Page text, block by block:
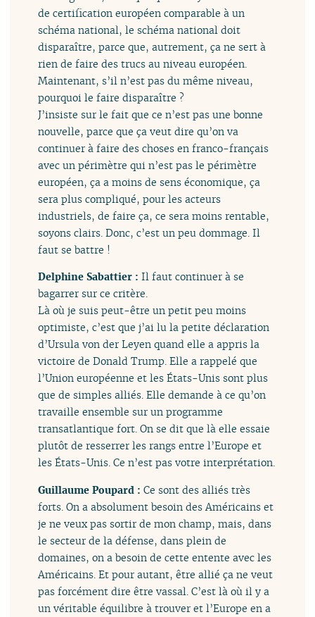
de certification européen comparable à un
schéma national, le schéma national doit
disparaître, parce que, autrement, ça ne sert à
rien de faire des trucs au niveau européen.
Maintenant, s’il n’est pas du même niveau,
pourquoi le faire disparaître ?
J’insiste sur le fait que ce n’est pas une bonne
nouvelle, parce que ça veut dire qu’on va
continuer à faire des choses en franco-français
avec un périmètre qui n’est pas le périmètre
européen, ça a moins de sens économique, ça
sera plus compliqué, pour les acteurs
industriels, de faire ça, ce sera moins rentable,
soyons clairs. Donc, c’est un peu dommage. Il
faut se battre !
Delphine Sabattier :Il faut continuer à se
bagarrer sur ce critère.
Là où je suis peut-être un petit peu moins
optimiste, c’est que j’ai lu la petite déclaration
d’Ursula von der Leyen quand elle a appris la
victoire de Donald Trump. Elle a rappelé que
l’Union européenne et les États-Unis sont plus
que de simples alliés. Elle demande à ce qu’on
travaille ensemble sur un programme
transatlantique fort. On se dit que là elle essaie
plutôt de resserrer les rangs entre l’Europe et
les États-Unis. Ce n’est pas votre interprétation.
Guillaume Poupard :Ce sont des alliés très
forts. On a absolument besoin des Américains et
je ne veux pas sortir de mon champ, mais, dans
le secteur de la défense, dans plein de
domaines, on a besoin de cette entente avec les
Américains. Et pour autant, être allié ça ne veut
pas forcément dire être vassal. C’est là où il y a
un véritable équilibre à trouver et l’Europe en a